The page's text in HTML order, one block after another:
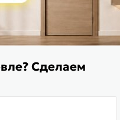
Сделаем